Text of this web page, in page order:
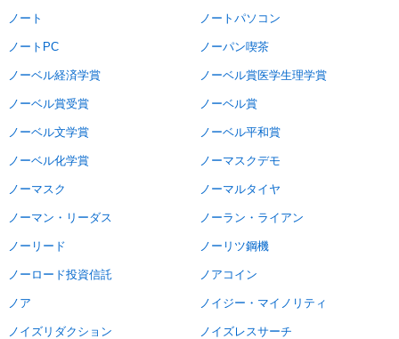
ADOPTABLE DOG JOURNAL
ノート ノートパソコン
ノートPC ノーパン喫茶
ノーベル経済学賞 ノーベル賞医学生理学賞
ノーベル賞受賞 ノーベル賞
ノーベル文学賞 ノーベル平和賞
ノーベル化学賞 ノーマスクデモ
ノーマスク ノーマルタイヤ
ノーマン・リーダス ノーラン・ライアン
ノーリード ノーリツ鋼機
ノーロード投資信託 ノアコイン
ノア ノイジー・マイノリティ
ノイズリダクション ノイズレスサーチ